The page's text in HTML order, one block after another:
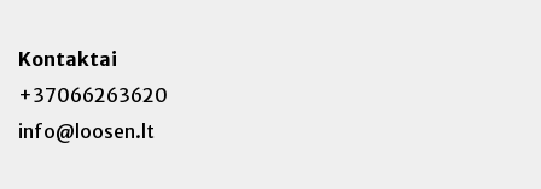
Kontaktai
+37066263620
info@loosen.lt